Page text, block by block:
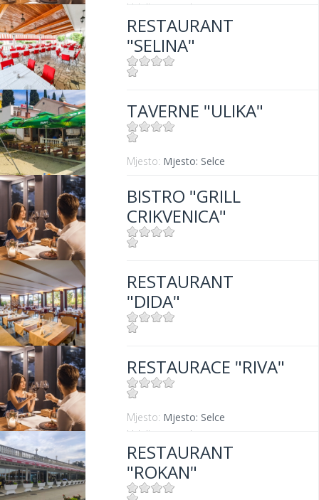
Udaljenost od mora:
RESTAURANT
"SELINA"
TAVERNE "ULIKA"
Mjesto: Mjesto: Selce
BISTRO "GRILL
CRIKVENICA"
Udaljenost od mora:
RESTAURANT
"DIDA"
Udaljenost od mora:50 m
RESTAURACE "RIVA"
Mjesto: Mjesto: Selce
Udaljenost od mora:
RESTAURANT
"ROKAN"